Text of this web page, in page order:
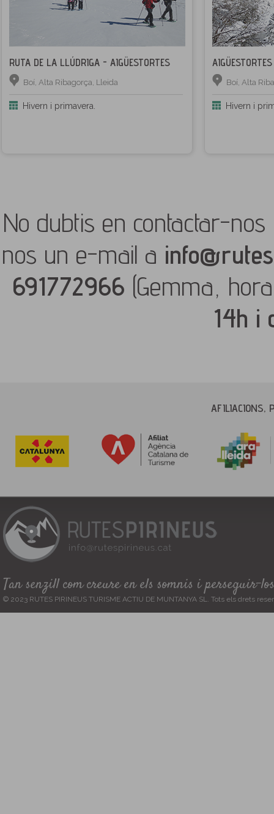
RUTA DE LA LLÚDRIGA - AIGÜESTORTES
Boí, Alta Ribagorça, Lleida
Hivern i primavera.
Boí, Alta
Hivern i
No dubtis en contactar-
nos un e-mail a
691772966 (Gemma,
14h i
AFILIACIONS,
Tan senzill com creure en els somnis i perseguir-los
© 2023 RUTES PIRINEUS TURISME ACTIU DE MUNTANYA SL. Tots els drets